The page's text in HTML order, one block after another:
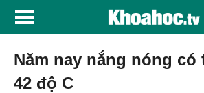
Năm nay nắng nóng có
42 độ C